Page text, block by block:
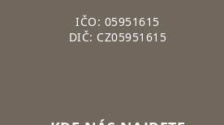
IČO: 05951615
DIČ: CZ05951615